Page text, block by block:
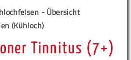
- Übersicht
(Kühloch)
Tinnitus (7+)